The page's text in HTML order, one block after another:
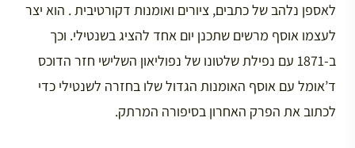
לאספן נלהב של כתבים, ציורים ואומנות דקורטיבית . הוא יצר
לעצמו אוסף מרשים שתכנן יום אחד להציג בשנטילי. וכך
ב-1871 עם נפילת שלטונו של נפוליאון השלישי חזר הדוכס
ד’אומל עם אוסף האומנות הגדול שלו בחזרה לשנטילי כדי
לכתוב את הפרק האחרון בסיפורה המרתק.